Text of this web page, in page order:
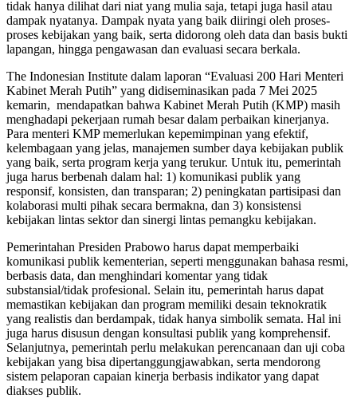
tidak hanya dilihat dari niat yang mulia saja, tetapi juga hasil atau
dampak nyatanya. Dampak nyata yang baik diiringi oleh proses-
proses kebijakan yang baik, serta didorong oleh data dan basis bukti
lapangan, hingga pengawasan dan evaluasi secara berkala.
The Indonesian Institute dalam laporan “Evaluasi 200 Hari Menteri
Kabinet Merah Putih” yang didiseminasikan pada 7 Mei 2025
kemarin, mendapatkan bahwa Kabinet Merah Putih (KMP) masih
menghadapi pekerjaan rumah besar dalam perbaikan kinerjanya.
Para menteri KMP memerlukan kepemimpinan yang efektif,
kelembagaan yang jelas, manajemen sumber daya kebijakan publik
yang baik, serta program kerja yang terukur. Untuk itu, pemerintah
juga harus berbenah dalam hal: 1) komunikasi publik yang
responsif, konsisten, dan transparan; 2) peningkatan partisipasi dan
kolaborasi multi pihak secara bermakna, dan 3) konsistensi
kebijakan lintas sektor dan sinergi lintas pemangku kebijakan.
Pemerintahan Presiden Prabowo harus dapat memperbaiki
komunikasi publik kementerian, seperti menggunakan bahasa resmi,
berbasis data, dan menghindari komentar yang tidak
substansial/tidak profesional. Selain itu, pemerintah harus dapat
memastikan kebijakan dan program memiliki desain teknokratik
yang realistis dan berdampak, tidak hanya simbolik semata. Hal ini
juga harus disusun dengan konsultasi publik yang komprehensif.
Selanjutnya, pemerintah perlu melakukan perencanaan dan uji coba
kebijakan yang bisa dipertanggungjawabkan, serta mendorong
sistem pelaporan capaian kinerja berbasis indikator yang dapat
diakses publik.